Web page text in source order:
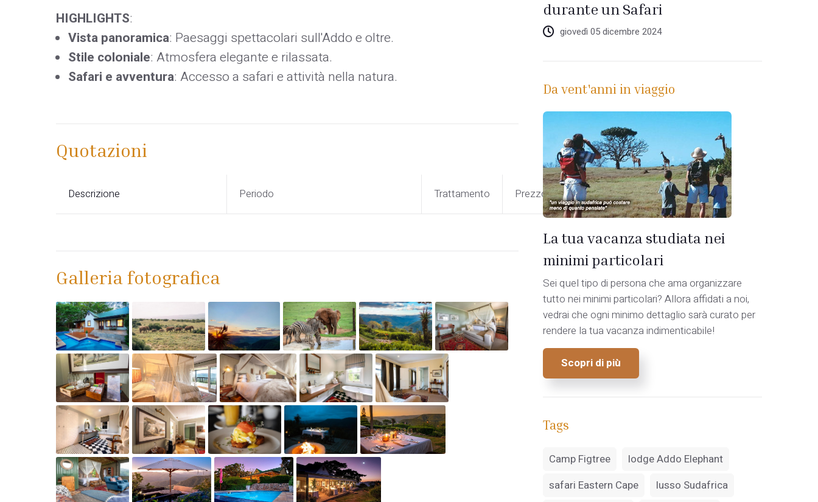
HIGHLIGHTS:
Vista panoramica: Paesaggi spettacolari sull'Addo e oltre.
Stile coloniale: Atmosfera elegante e rilassata.
Safari e avventura: Accesso a safari e attività nella natura.
Quotazioni
Descrizione Periodo Trattamento Prezzo
Galleria fotografica
durante un Safari
giovedì 05 dicembre 2024
Da vent'anni in viaggio
La tua vacanza studiata nei
minimi particolari
Sei quel tipo di persona che ama organizzare
tutto nei minimi particolari? Allora affidati a noi,
vedrai che ogni minimo dettaglio sarà curato per
rendere la tua vacanza indimenticabile!
Scopri di più
Tags
Camp Figtree
lodge Addo Elephant
safari Eastern Cape
lusso Sudafrica